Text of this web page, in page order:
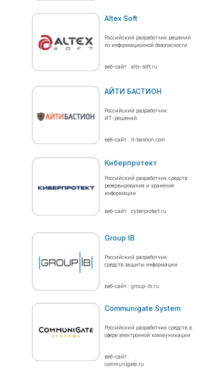
Altex Soft
Российский разработчик решений
по информационной безопасности
веб-сайт : altx-soft.ru
АЙТИ БАСТИОН
Российский разработчик
ИТ-решений
веб-сайт : it-bastion.com
Киберпротект
Российский разработчик средств
резервирования и хранения
информации
веб-сайт : cyberprotect.ru
Group IB
Российский разработчик
средств защиты информации
веб-сайт : group-ib.ru
Communigate System
Российский разработчик средств в
сфере электронной коммуникации
веб-сайт :
communigate.ru